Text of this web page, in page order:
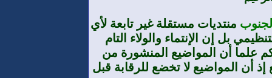
منتديات مستقلة غير تابعة لأي
بل إن الإنتماء والولاء التام
علما أن المواضيع المنشورة من
أن المواضيع لا تخضع للرقابة قبل